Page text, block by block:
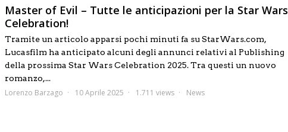
Master of Evil – Tutte le anticipazioni per la Star Wars
Celebration!
Tramite un articolo apparsi pochi minuti fa su StarWars.com,
Lucasfilm ha anticipato alcuni degli annunci relativi al Publishing
della prossima Star Wars Celebration 2025. Tra questi un nuovo
romanzo,...
Lorenzo Barzago 10 Aprile 2025 1.711 views News